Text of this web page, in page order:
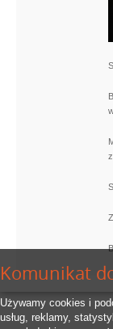
Komunikat
Używamy cookies i
usług, reklamy,